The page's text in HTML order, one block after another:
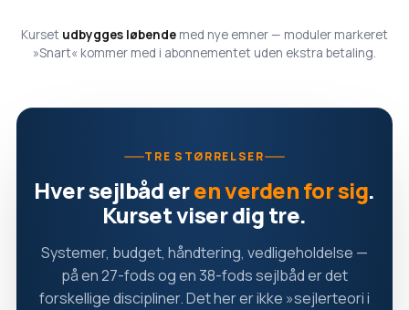
Kurset udbygges løbende med nye emner — moduler markeret
»Snart« kommer med i abonnementet uden ekstra betaling.
TRE STØRRELSER
Hver sejlbåd eren verden for sig.
Kurset viser dig tre.
Systemer, budget, håndtering, vedligeholdelse —
på en 27-fods og en 38-fods sejlbåd er det
forskellige discipliner. Det her er ikke »sejlerteori i